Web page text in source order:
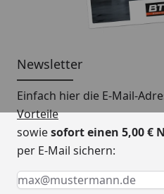
Newsletter
Einfach hier die E-Mail-
Vorteile
sowiesofort einen 5,00 €
per E-Mail sichern:
Keine Eingabe erforderlich
Eingabe erforderlich
E-Mail *